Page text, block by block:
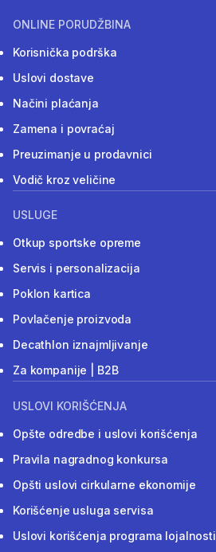
ONLINE PORUDŽBINA
Korisnička podrška
Uslovi dostave
Načini plaćanja
Zamena i povraćaj
Preuzimanje u prodavnici
Vodič kroz veličine
USLUGE
Otkup sportske opreme
Servis i personalizacija
Poklon kartica
Povlačenje proizvoda
Decathlon iznajmljivanje
Za kompanije | B2B
USLOVI KORIŠĆENJA
Opšte odredbe i uslovi korišćenja
Pravila nagradnog konkursa
Opšti uslovi cirkularne ekonomije
Korišćenje usluga servisa
Uslovi korišćenja programa lojalnosti